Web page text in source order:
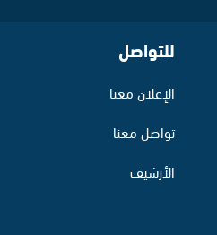
للتواصل
الإعلان معنا
تواصل معنا
الأرشيف